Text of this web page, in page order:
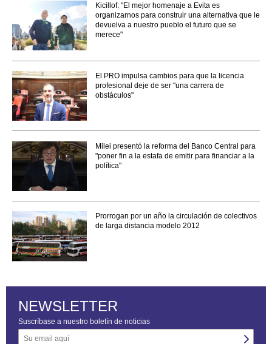
Kicillof: "El mejor homenaje a Evita es
organizarnos para construir una alternativa que le
devuelva a nuestro pueblo el futuro que se
merece"
El PRO impulsa cambios para que la licencia
profesional deje de ser "una carrera de
obstáculos"
Milei presentó la reforma del Banco Central para
"poner fin a la estafa de emitir para financiar a la
política"
Prorrogan por un año la circulación de colectivos
de larga distancia modelo 2012
NEWSLETTER
Suscríbase a nuestro boletín de noticias